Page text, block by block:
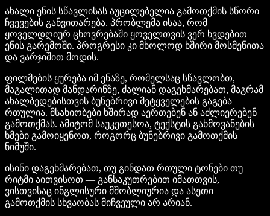
ახალი ენის სწავლისას აუცილებელია გამოთქმის სწორი
ჩვევების განვითარება. პრობლემა ისაა, რომ
ყოველდღიურ ცხოვრებაში ყოველთვის ვერ ხვდებით
ენის გარემოში. პროგრესი კი მხოლოდ ხშირი მოსმენითა
და ვარჯიშით მოდის.
ფილმების ყურება იმ ენაზე, რომელსაც სწავლობთ,
მაგალითად მანდარინზე, ძალიან დაგეხმარებათ, მაგრამ
ახალბედებისთვის ბუნებრივი მეტყველების გაგება
რთულია. მსახიობები ხშირად აერთებენ ან აძლიერებენ
გამოთქმას. ამიტომ საუკეთესოა, ტექსტის გახმოვანების
ხმები გამოიყენოთ, როგორც ბუნებრივი გამოთქმის
ნიმუში.
ისინი დაგეხმარებათ, თუ გინდათ რთული ტონები თუ
რიტმი აითვისოთ — განსაკუთრებით იმათთვის,
ვისთვისაც ინგლისური მშობლიურია და ასეთი
გამოთქმის სხვაობას მიჩვეული არ არიან.